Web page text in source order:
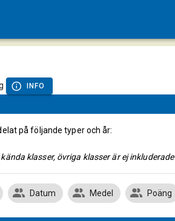
INFO
på följande typer och år:
klasser, övriga klasser är ej inkluderade
Datum Medel Poäng